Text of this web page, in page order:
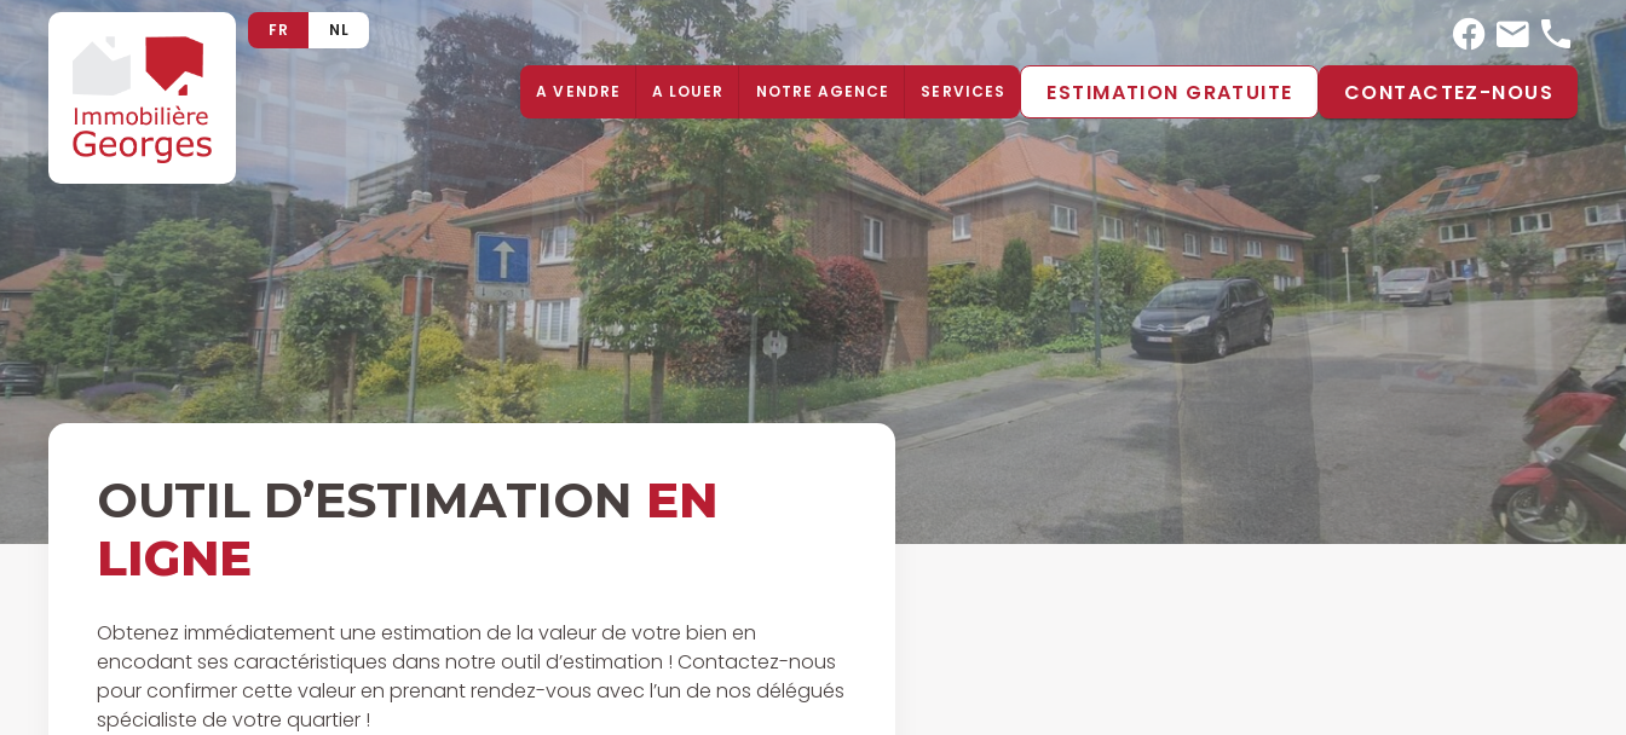
FR NL
A VENDRE A LOUER NOTRE AGENCE SERVICES ESTIMATION GRATUITE CONTACTEZ-NOUS
OUTIL D’ESTIMATION EN
LIGNE
Obtenez immédiatement une estimation de la valeur de votre bien en
encodant ses caractéristiques dans notre outil d’estimation ! Contactez-nous
pour confirmer cette valeur en prenant rendez-vous avec l’un de nos délégués
spécialiste de votre quartier !